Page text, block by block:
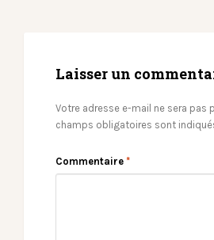
Laisser un
Votre adresse e-mail ne sera pas
champs obligatoires sont
Commentaire *